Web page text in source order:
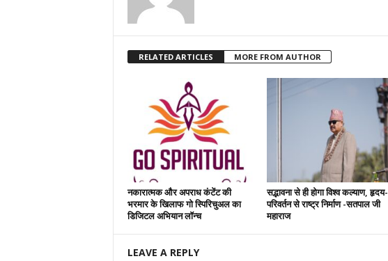
RELATED ARTICLES MORE FROM AUTHOR
नकारात्मक और अपराध कंटेंट की
भरमार के खिलाफ गो स्पिरिचुअल का
डिजिटल अभियान लॉन्च
सद्भावना से ही होगा विश्व कल्याण, हृदय-
परिवर्तन से राष्ट्र निर्माण -सतपाल जी
महाराज
LEAVE A REPLY